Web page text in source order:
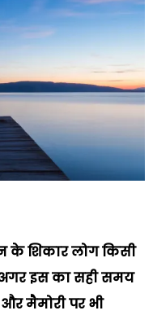
के शिकार लोग किसी
इस का सही समय
और मैमोरी पर भी